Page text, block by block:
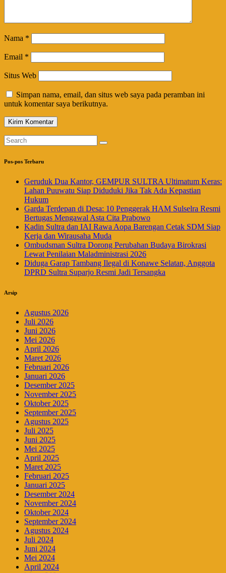
Nama *
Email *
Situs Web
Simpan nama, email, dan situs web saya pada peramban ini
untuk komentar saya berikutnya.
Pos-pos Terbaru
Geruduk Dua Kantor, GEMPUR SULTRA Ultimatum Keras:
Lahan Puuwatu Siap Diduduki Jika Tak Ada Kepastian
Hukum
Garda Terdepan di Desa: 10 Penggerak HAM Sulselra Resmi
Bertugas Mengawal Asta Cita Prabowo
Kadin Sultra dan IAI Rawa Aopa Barengan Cetak SDM Siap
Kerja dan Wirausaha Muda
Ombudsman Sultra Dorong Perubahan Budaya Birokrasi
Lewat Penilaian Maladministrasi 2026
Diduga Garap Tambang Ilegal di Konawe Selatan, Anggota
DPRD Sultra Suparjo Resmi Jadi Tersangka
Arsip
Agustus 2026
Juli 2026
Juni 2026
Mei 2026
April 2026
Maret 2026
Februari 2026
Januari 2026
Desember 2025
November 2025
Oktober 2025
September 2025
Agustus 2025
Juli 2025
Juni 2025
Mei 2025
April 2025
Maret 2025
Februari 2025
Januari 2025
Desember 2024
November 2024
Oktober 2024
September 2024
Agustus 2024
Juli 2024
Juni 2024
Mei 2024
April 2024